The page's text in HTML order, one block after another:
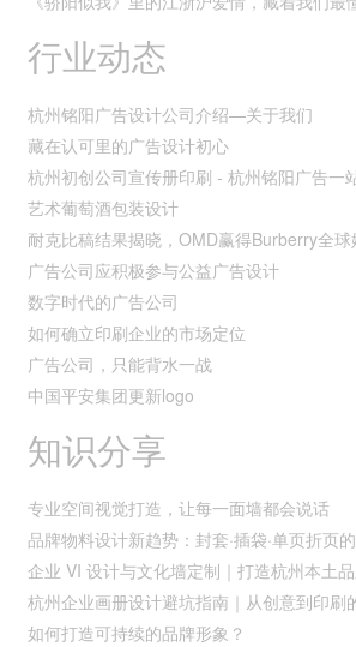
行业动态
杭州铭阳广告设计公司介绍—关于我们
藏在认可里的广告设计初心
艺术葡萄酒包装设计
广告公司应积极参与公益广告设计
数字时代的广告公司
如何确立印刷企业的市场定位
广告公司，只能背水一战
中国平安集团更新logo
知识分享
专业空间视觉打造，让每一面墙都会说话
如何打造可持续的品牌形象？